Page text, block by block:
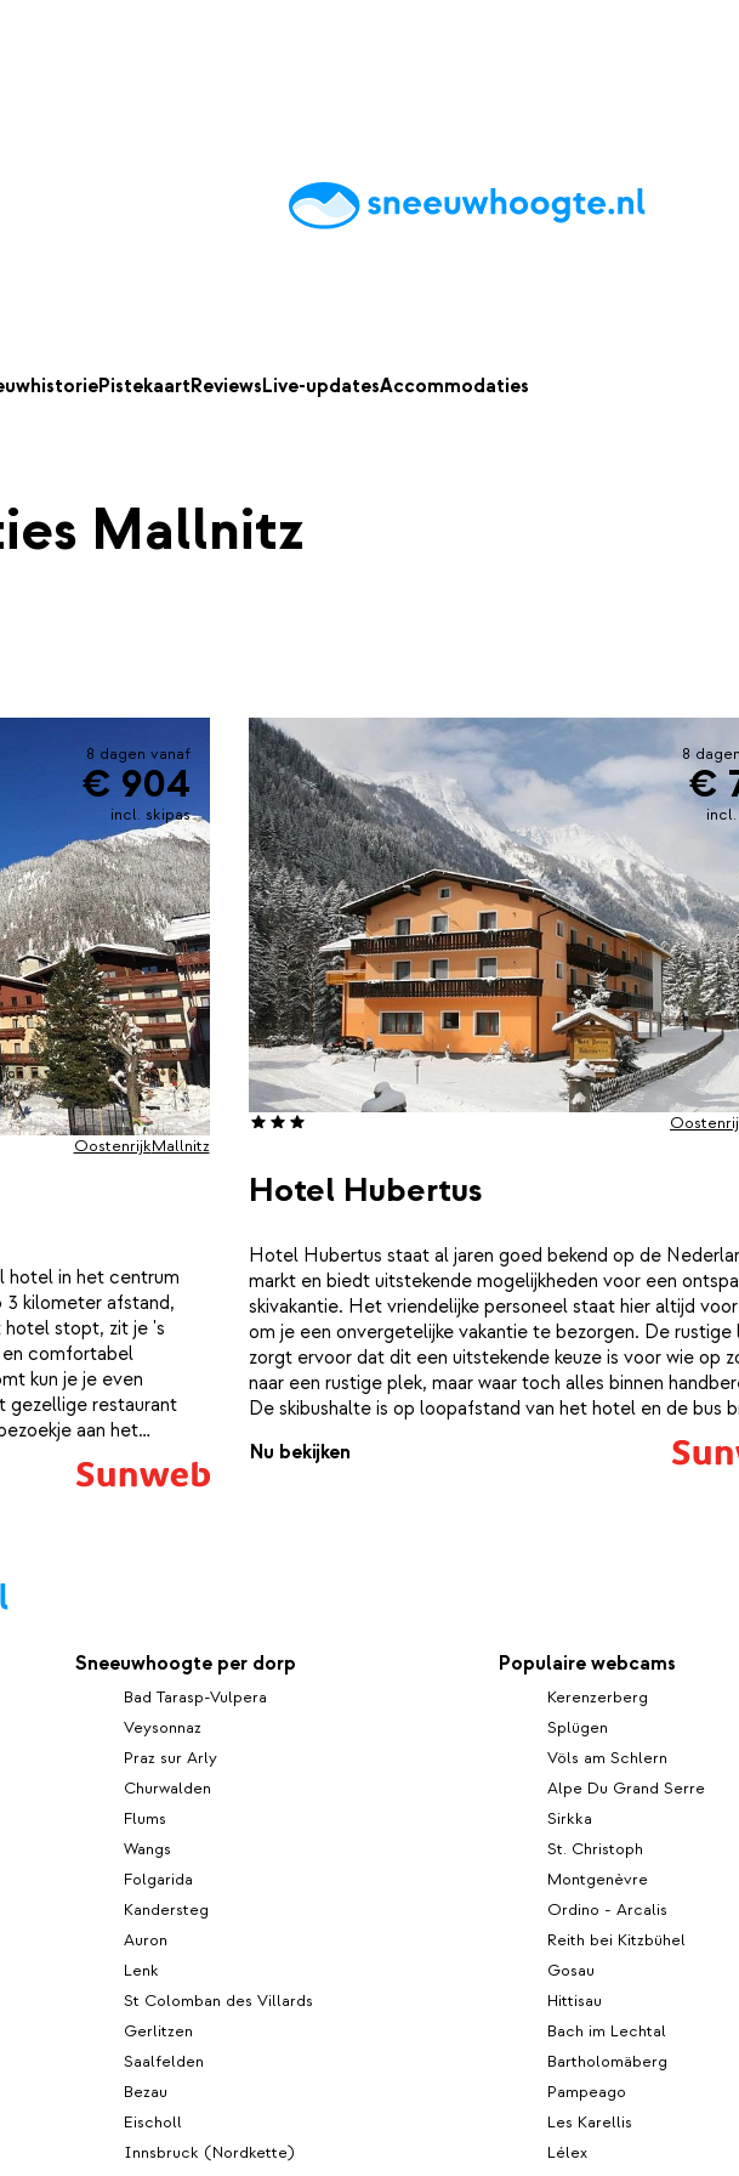
AccommodatiesTipsReviewsLive updatesApp
PistekaartReviewsLive-updatesAccommodaties
Mallnitz
8 dagen vanaf
€ 904
incl. skipas
OostenrijkMallnitz
hotel in het centrum
kilometer afstand,
hotel stopt, zit je 's
en comfortabel
kun je je even
gezellige restaurant
aan het
stijl af te sluiten met
8
€
Hotel Hubertus
Hotel Hubertus staat al jaren goed bekend op de
markt en biedt uitstekende mogelijkheden voor een
skivakantie. Het vriendelijke personeel staat hier altijd
om je een onvergetelijke vakantie te bezorgen. De rustige
zorgt ervoor dat dit een uitstekende keuze is voor wie op
naar een rustige plek, maar waar toch alles binnen
De skibushalte is op loopafstand van het hotel en de bus
het centrum. Het gezellige centrum van dit dorpje is ook
Nu bekijken
Sneeuwhoogte per dorp
Bad Tarasp-Vulpera
Veysonnaz
Praz sur Arly
Churwalden
Flums
Wangs
Folgarida
Kandersteg
Auron
Lenk
St Colomban des Villards
Gerlitzen
Saalfelden
Bezau
Eischoll
Innsbruck (Nordkette)
Populaire webcams
Kerenzerberg
Splügen
Völs am Schlern
Alpe Du Grand Serre
Sirkka
St. Christoph
Montgenèvre
Ordino - Arcalis
Reith bei Kitzbühel
Gosau
Hittisau
Bach im Lechtal
Bartholomäberg
Pampeago
Les Karellis
Lélex